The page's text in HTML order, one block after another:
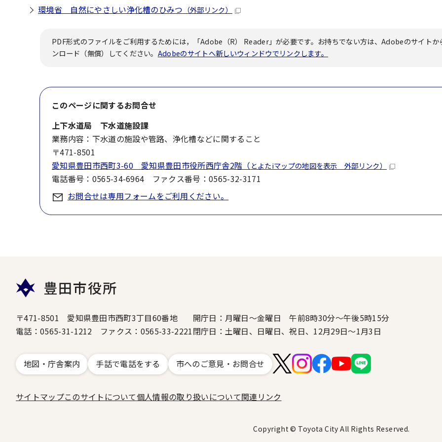
環境省 自然にやさしい浄化槽のひみつ （外部リンク）
PDF形式のファイルをご利用するためには，「Adobe（R） Reader」が必要です。お持ちでない方は、Adobeのサイトか
ンロード（無償）してください。 Adobeのサイトへ新しいウィンドウでリンクします。
このページに関するお問合せ
上下水道局 下水道施設課
業務内容：下水道の施設や管路、浄化槽などに関すること
〒471-8501
愛知県豊田市西町3-60 愛知県豊田市役所西庁舎2階（ とよたiマップの地図を表示 外部リンク）
電話番号：0565-34-6964 ファクス番号：0565-32-3171
お問合せは専用フォームをご利用ください。
豊田市役所
〒471-8501 愛知県豊田市西町3丁目60番地
電話：0565-31-1212 ファクス：0565-33-2221
開庁日：月曜日～金曜日 午前8時30分～午後5時15分
閉庁日：土曜日、日曜日、祝日、12月29日～1月3日
地図・庁舎案内 手話で電話をする 市へのご意見・お問合せ
サイトマップこのサイトについて個人情報の取り扱いについて関連リンク
Copyright © Toyota City All Rights Reserved.